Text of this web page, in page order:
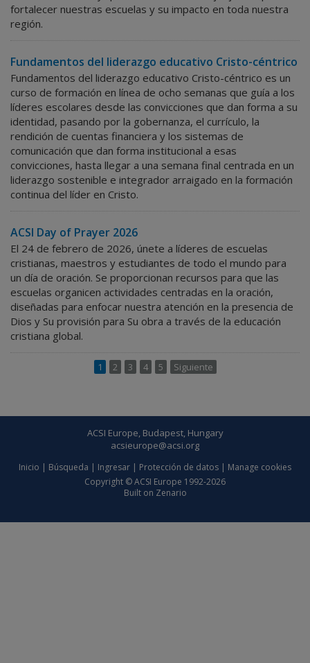
fortalecer nuestras escuelas y su impacto en toda nuestra
región.
Fundamentos del liderazgo educativo Cristo-céntrico
Fundamentos del liderazgo educativo Cristo-céntrico es un
curso de formación en línea de ocho semanas que guía a los
líderes escolares desde las convicciones que dan forma a su
identidad, pasando por la gobernanza, el currículo, la
rendición de cuentas financiera y los sistemas de
comunicación que dan forma institucional a esas
convicciones, hasta llegar a una semana final centrada en un
liderazgo sostenible e integrador arraigado en la formación
continua del líder en Cristo.
ACSI Day of Prayer 2026
El 24 de febrero de 2026, únete a líderes de escuelas
cristianas, maestros y estudiantes de todo el mundo para
un día de oración. Se proporcionan recursos para que las
escuelas organicen actividades centradas en la oración,
diseñadas para enfocar nuestra atención en la presencia de
Dios y Su provisión para Su obra a través de la educación
cristiana global.
1 2 3 4 5 Siguiente
ACSI Europe, Budapest, Hungary
acsieurope@acsi.org
Inicio | Búsqueda | Ingresar | Protección de datos | Manage cookies
Copyright © ACSI Europe 1992-2026
Built on Zenario